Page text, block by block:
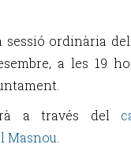
sessió ordinària
a les 19
a través del
Masnou